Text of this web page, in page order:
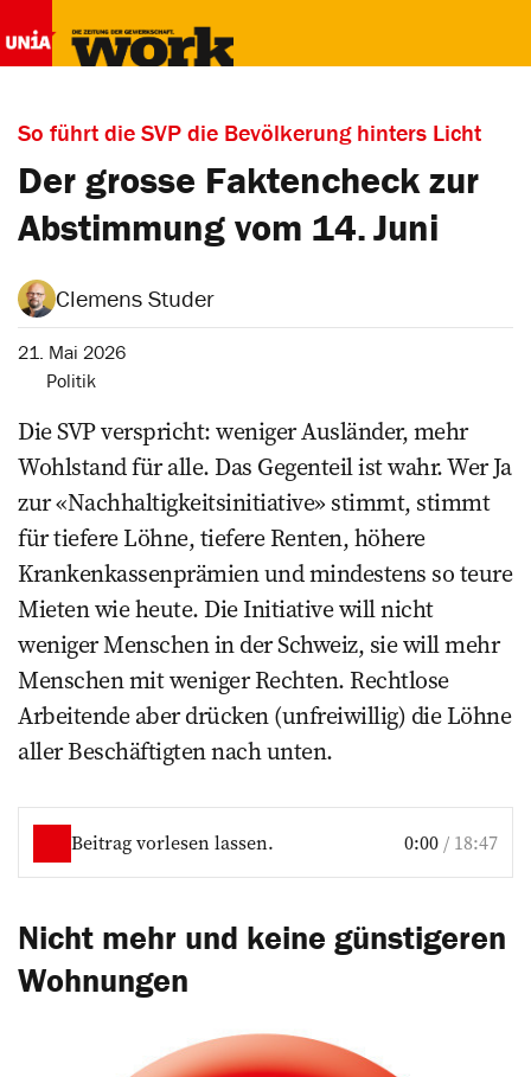
So führt die SVP die Bevölkerung hinters Licht
Der grosse Faktencheck zur
Abstimmung vom 14. Juni
Clemens Studer
21. Mai 2026
Politik
Die SVP verspricht: weniger Ausländer, mehr
Wohlstand für alle. Das Gegenteil ist wahr. Wer Ja
zur «Nachhaltigkeitsinitiative» stimmt, stimmt
für tiefere Löhne, tiefere Renten, höhere
Krankenkassenprämien und mindestens so teure
Mieten wie heute. Die Initiative will nicht
weniger Menschen in der Schweiz, sie will mehr
Menschen mit weniger Rechten. Rechtlose
Arbeitende aber drücken (unfreiwillig) die Löhne
aller Beschäftigten nach unten.
Beitrag vorlesen lassen. 0:00 / 18:47
Nicht mehr und keine ­günstigeren
Wohnungen